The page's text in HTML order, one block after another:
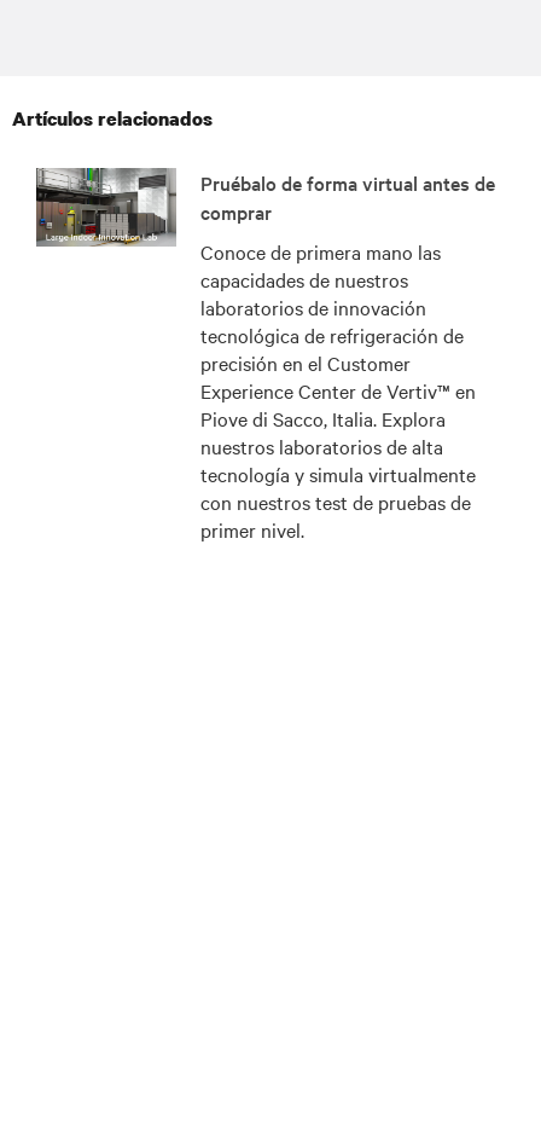
Artículos relacionados
Pruébalo de forma virtual antes de
comprar
Conoce de primera mano las
capacidades de nuestros
laboratorios de innovación
tecnológica de refrigeración de
precisión en el Customer
Experience Center de Vertiv™ en
Piove di Sacco, Italia. Explora
nuestros laboratorios de alta
tecnología y simula virtualmente
con nuestros test de pruebas de
primer nivel.